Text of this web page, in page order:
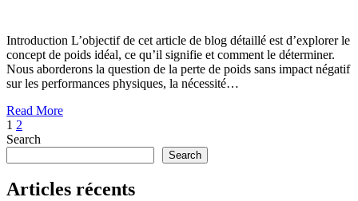
Introduction L’objectif de cet article de blog détaillé est d’explorer le
concept de poids idéal, ce qu’il signifie et comment le déterminer.
Nous aborderons la question de la perte de poids sans impact négatif
sur les performances physiques, la nécessité…
Read More
Posts
pagination
Page
1 Page
2
Page
Search
Search
Articles récents